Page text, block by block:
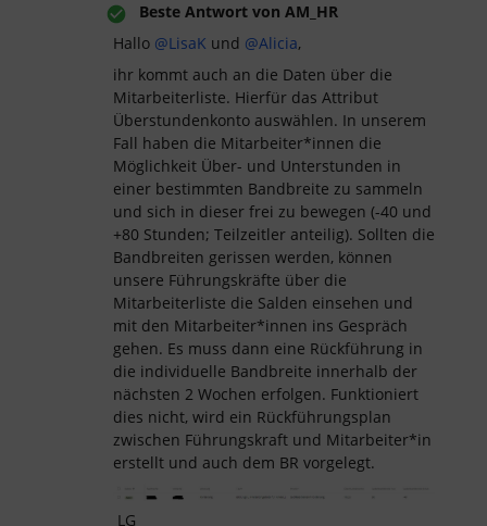
Beste Antwort von AM_HR
Hallo @LisaK und @Alicia,
ihr kommt auch an die Daten über die
Mitarbeiterliste. Hierfür das Attribut
Überstundenkonto auswählen. In unserem
Fall haben die Mitarbeiter*innen die
Möglichkeit Über- und Unterstunden in
einer bestimmten Bandbreite zu sammeln
und sich in dieser frei zu bewegen (-40 und
+80 Stunden; Teilzeitler anteilig). Sollten die
Bandbreiten gerissen werden, können
unsere Führungskräfte über die
Mitarbeiterliste die Salden einsehen und
mit den Mitarbeiter*innen ins Gespräch
gehen. Es muss dann eine Rückführung in
die individuelle Bandbreite innerhalb der
nächsten 2 Wochen erfolgen. Funktioniert
dies nicht, wird ein Rückführungsplan
zwischen Führungskraft und Mitarbeiter*in
erstellt und auch dem BR vorgelegt.
LG